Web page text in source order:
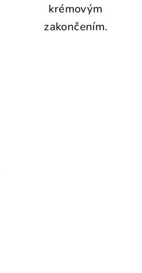
krémovým
zakončením.